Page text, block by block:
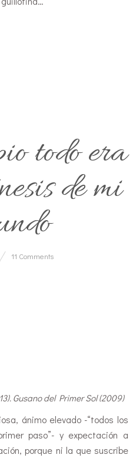
todo era
de mi
11 Comments
Gusano del Primer Sol (2009)
ánimo elevado -“todos los
paso”- y expectación a
porque ni la que suscribe